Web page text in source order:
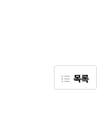
목록